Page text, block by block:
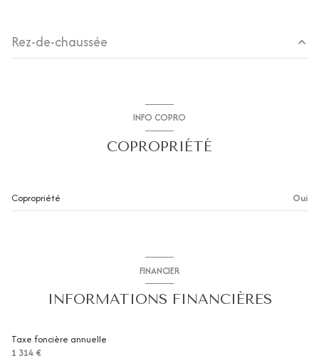
Rez-de-chaussée
chambre
INFO COPRO
COPROPRIÉTÉ
Copropriété Oui
FINANCIER
INFORMATIONS FINANCIÈRES
Taxe foncière annuelle
1 314 €